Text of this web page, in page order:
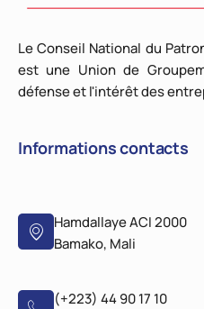
Le Conseil National du
est une Union de
défense et l'intérêt des
Informations contacts
Hamdallaye ACI 2000
Bamako, Mali
(+223) 44 90 17 10